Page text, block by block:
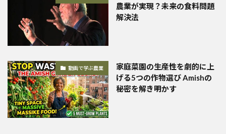
農業が実現？未来の食料問題
解決法
動画で学ぶ農業
家庭菜園の生産性を劇的に上
げる5つの作物選び Amishの
秘密を解き明かす